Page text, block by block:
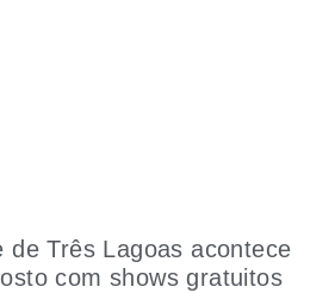
de Três Lagoas acontece
com shows gratuitos